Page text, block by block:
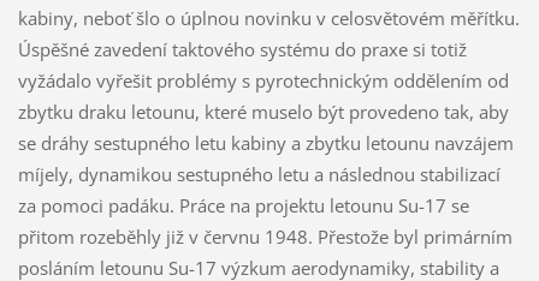
kabiny, neboť šlo o úplnou novinku v celosvětovém měřítku.
Úspěšné zavedení taktového systému do praxe si totiž
vyžádalo vyřešit problémy s pyrotechnickým oddělením od
zbytku draku letounu, které muselo být provedeno tak, aby
se dráhy sestupného letu kabiny a zbytku letounu navzájem
míjely, dynamikou sestupného letu a následnou stabilizací
za pomoci padáku. Práce na projektu letounu Su-17 se
přitom rozeběhly již v červnu 1948. Přestože byl primárním
posláním letounu Su-17 výzkum aerodynamiky, stability a